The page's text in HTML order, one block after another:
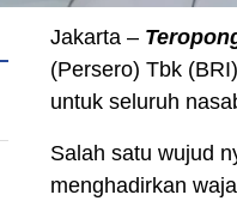
Jakarta –
(Persero) Tbk
untuk seluruh
Salah satu wujud
menghadirkan